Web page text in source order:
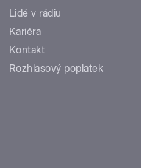
Lidé v rádiu
Kariéra
Kontakt
Rozhlasový poplatek